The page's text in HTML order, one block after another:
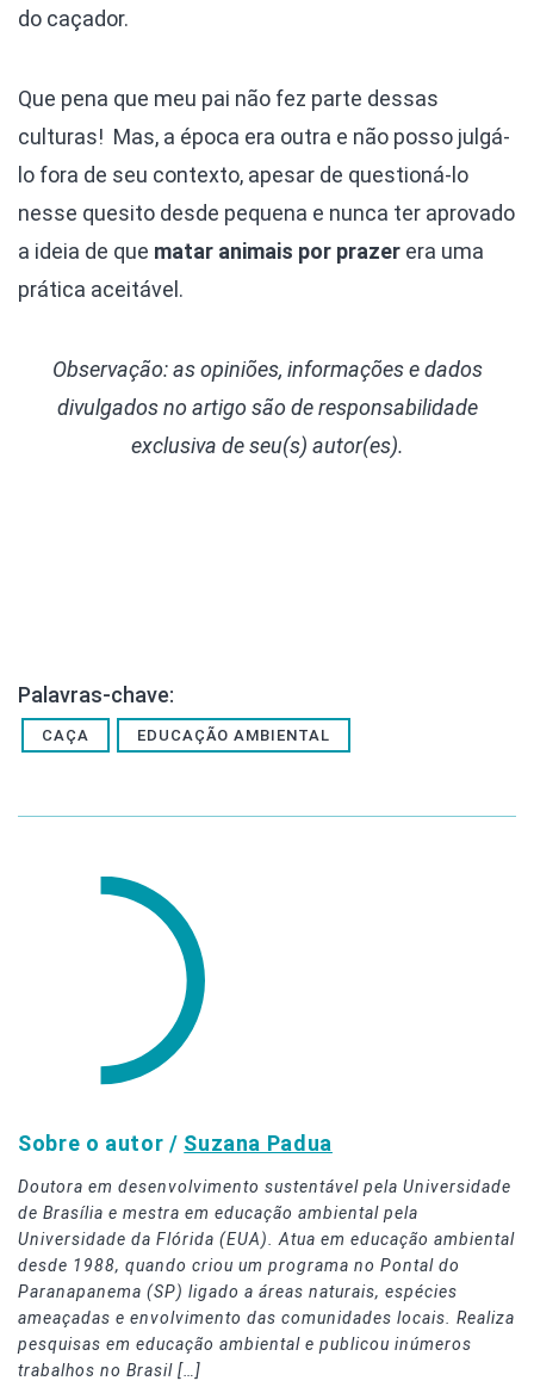
do caçador.
Que pena que meu pai não fez parte dessas
culturas! Mas, a época era outra e não posso julgá-
lo fora de seu contexto, apesar de questioná-lo
nesse quesito desde pequena e nunca ter aprovado
a ideia de que matar animais por prazer era uma
prática aceitável.
Observação: as opiniões, informações e dados
divulgados no artigo são de responsabilidade
exclusiva de seu(s) autor(es).
Palavras-chave:
CAÇA EDUCAÇÃO AMBIENTAL
Sobre o autor / Suzana Padua
Doutora em desenvolvimento sustentável pela Universidade
de Brasília e mestra em educação ambiental pela
Universidade da Flórida (EUA). Atua em educação ambiental
desde 1988, quando criou um programa no Pontal do
Paranapanema (SP) ligado a áreas naturais, espécies
ameaçadas e envolvimento das comunidades locais. Realiza
pesquisas em educação ambiental e publicou inúmeros
trabalhos no Brasil […]